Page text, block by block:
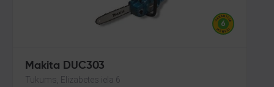
Makita DUC303
Tukums, Elizabetes iela 6